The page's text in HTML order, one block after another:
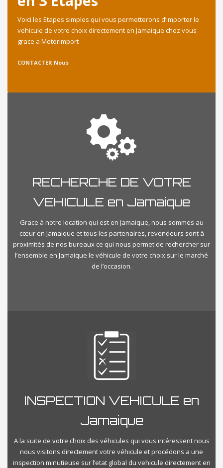
Voici les Etapes simples qui vous permetterons d’importer le
vehicule de votre choix directement en Jamaique chez vous
grace a Motorimport
CONTACTER Nous
RECHERCHE DE VOTRE
VEHICULE en Jamaique
Grace à notre location qui est en Jamaique, nous sommes au
cœur en Jamaique et tous les partenaires, revendeurs sont à
proximités de nos bureaux ce qui nous permet de rechercher sur
l’ensemble en Jamaique le véhicule de votre choix sur le marché
de l’occasion.
INSPECTION VEHICULE en
Jamaique
A la suite de votre choix des véhicules qui vous intéressent nous
nous visitons directement votre véhicule et procédons a une
inspection minutieuse sur l’etat global du vehicule directement en